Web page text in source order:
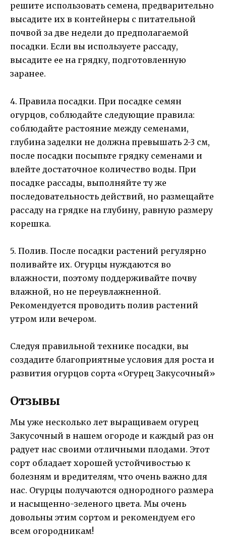
решите использовать семена, предварительно
высадите их в контейнеры с питательной
почвой за две недели до предполагаемой
посадки. Если вы используете рассаду,
высадите ее на грядку, подготовленную
заранее.
4. Правила посадки. При посадке семян
огурцов, соблюдайте следующие правила:
соблюдайте растояние между семенами,
глубина заделки не должна превышать 2-3 см,
после посадки посыпьте грядку семенами и
влейте достаточное количество воды. При
посадке рассады, выполняйте ту же
последовательность действий, но размещайте
рассаду на грядке на глубину, равную размеру
корешка.
5. Полив. После посадки растений регулярно
поливайте их. Огурцы нуждаются во
влажности, поэтому поддерживайте почву
влажной, но не переувлажненной.
Рекомендуется проводить полив растений
утром или вечером.
Следуя правильной технике посадки, вы
создадите благоприятные условия для роста и
развития огурцов сорта «Огурец Закусочный»
Отзывы
Мы уже несколько лет выращиваем огурец
Закусочный в нашем огороде и каждый раз он
радует нас своими отличными плодами. Этот
сорт обладает хорошей устойчивостью к
болезням и вредителям, что очень важно для
нас. Огурцы получаются однородного размера
и насыщенно-зеленого цвета. Мы очень
довольны этим сортом и рекомендуем его
всем огородникам!